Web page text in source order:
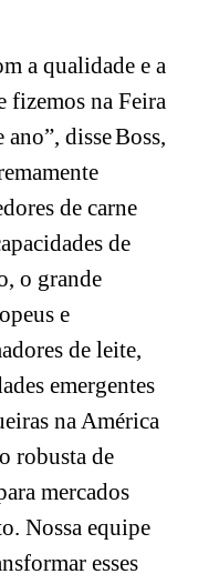
a qualidade e a
fizemos na Feira
ano”, disseBoss,
de carne
de
o grande
e
de leite,
emergentes
na América
robusta de
mercados
Nossa equipe
esses